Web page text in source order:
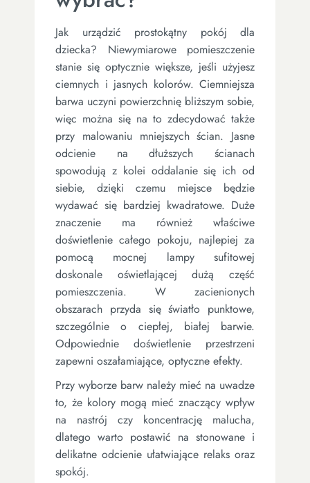
Jak urządzić prostokątny pokój dla
dziecka? Niewymiarowe pomieszczenie
stanie się optycznie większe, jeśli użyjesz
ciemnych i jasnych kolorów. Ciemniejsza
barwa uczyni powierzchnię bliższym sobie,
więc można się na to zdecydować także
przy malowaniu mniejszych ścian. Jasne
odcienie na dłuższych ścianach
spowodują z kolei oddalanie się ich od
siebie, dzięki czemu miejsce będzie
wydawać się bardziej kwadratowe. Duże
znaczenie ma również właściwe
doświetlenie całego pokoju, najlepiej za
pomocą mocnej lampy sufitowej
doskonale oświetlającej dużą część
pomieszczenia. W zacienionych
obszarach przyda się światło punktowe,
szczególnie o ciepłej, białej barwie.
Odpowiednie doświetlenie przestrzeni
zapewni oszałamiające, optyczne efekty.
Przy wyborze barw należy mieć na uwadze
to, że kolory mogą mieć znaczący wpływ
na nastrój czy koncentrację malucha,
dlatego warto postawić na stonowane i
delikatne odcienie ułatwiające relaks oraz
spokój.